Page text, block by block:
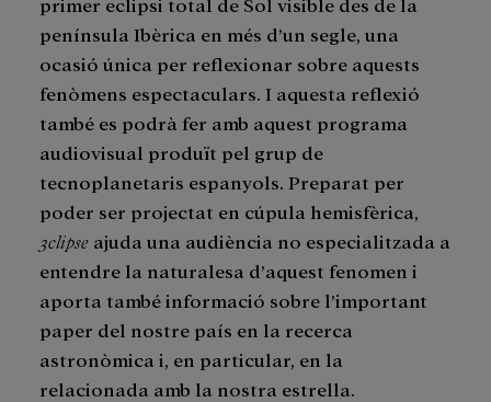
península Ibèrica en més d’un segle, una
ocasió única per reflexionar sobre aquests
fenòmens espectaculars. I aquesta reflexió
també es podrà fer amb aquest programa
audiovisual produït pel grup de
tecnoplanetaris espanyols. Preparat per
poder ser projectat en cúpula hemisfèrica,
3clipse ajuda una audiència no especialitzada a
entendre la naturalesa d’aquest fenomen i
aporta també informació sobre l’important
paper del nostre país en la recerca
astronòmica i, en particular, en la
relacionada amb la nostra estrella.